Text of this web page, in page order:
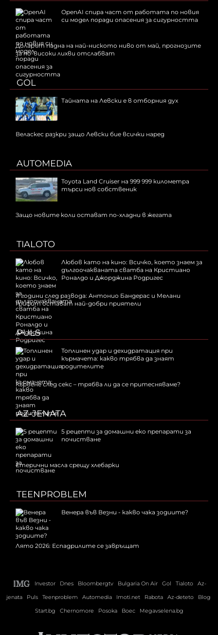
OpenAI спира част от работата по новия
си модел поради опасения за сигурността
Доларът падна на най-ниското ниво от май, прогнозите
за по-високи лихви отслабват
GOL
Тайната на Левски е в отборния дух
Веласкес разкри защо Левски бие всички наред
AUTOMEDIA
Toyota Land Cruiser на 999 999 километра
търси нов собственик
Защо новите коли остават по-хладни в жегата
TIALOTO
Любов като на кино: Всичко, което знаем за
дългоочакваната сватба на Кристиано
Роналдо и Джорджина Родригес
11 години след развода: Антонио Бандерас и Мелани
Грифит остават най-добри приятели
PULS
Топлинен удар и дехидратация при
кърмачета: какво трябва да знаят
родителите
Кървене след секс – трябва ли да се притесняваме?
AZ-JENATA
5 рецепти за домашни еко препарати за
почистване
Етерични масла срещу хлебарки
TEENPROBLEM
Венера във Везни - какво чака зодиите?
Лято 2026: Еспадрилите се завръщат
Investor Dnes Bloombergtv Bulgaria On Air Gol Tialoto
Az-
jenata
Puls Teenproblem Automedia Imoti.net Rabota Az-deteto
Blog
Start.bg
Chernomore Posoka Boec Megavselena.bg